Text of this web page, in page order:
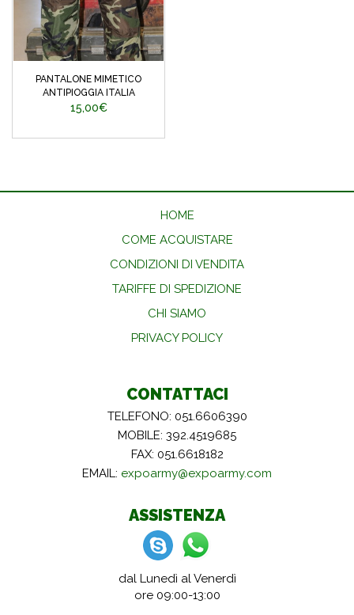
PANTALONE MIMETICO
ANTIPIOGGIA ITALIA
15,00€
HOME
COME ACQUISTARE
CONDIZIONI DI VENDITA
TARIFFE DI SPEDIZIONE
CHI SIAMO
PRIVACY POLICY
CONTATTACI
TELEFONO: 051.6606390
MOBILE: 392.4519685
FAX: 051.6618182
EMAIL: expoarmy@expoarmy.com
ASSISTENZA
dal Lunedì al Venerdì
ore 09:00-13:00